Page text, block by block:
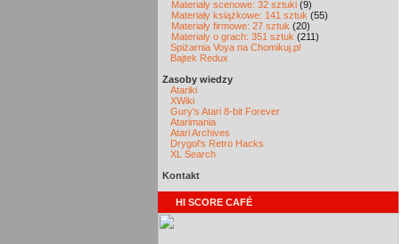
Materiały scenowe: 32 sztuki (9)
Materiały książkowe: 141 sztuk (55)
Materiały firmowe: 27 sztuk (20)
Materiały o grach: 351 sztuk (211)
Spiżarnia Voya na Chomikuj.pl
Bajtek Redux
Zasoby wiedzy
Atariki
XWiki
Gury's Atari 8-bit Forever
Atarimania
Atari Archives
Drygol's Retro Hacks
XL Search
Kontakt
HI SCORE CAFÉ